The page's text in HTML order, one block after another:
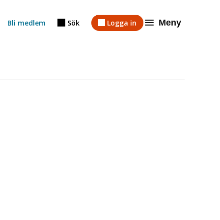
Bli medlem Sök Logga in Meny